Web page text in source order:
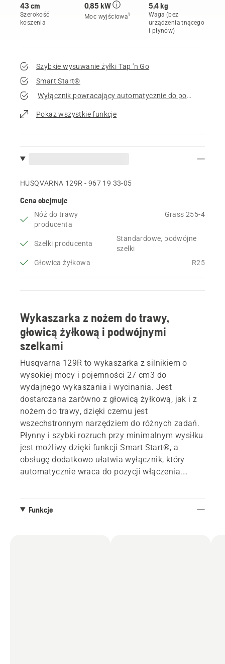
43 cm
Szerokość
koszenia
0,85 kW
Moc wyjściowa1
5,4 kg
Waga (bez
urządzenia tnącego
i płynów)
Szybkie wysuwanie żyłki Tap 'n Go
Smart Start®
Wyłącznik powracający automatycznie do pozycji
Pokaz wszystkie funkcje
HUSQVARNA 129R - 967 19 33‑05
Cena obejmuje
Nóż do trawy
producenta
Grass 255-4
Szelki producenta
Standardowe, podwójne
szelki
Głowica żyłkowa
R25
Wykaszarka z nożem do trawy,
głowicą żyłkową i podwójnymi
szelkami
Husqvarna 129R to wykaszarka z silnikiem o
wysokiej mocy i pojemności 27 cm3 do
wydajnego wykaszania i wycinania. Jest
dostarczana zarówno z głowicą żyłkową, jak i z
nożem do trawy, dzięki czemu jest
wszechstronnym narzędziem do różnych zadań.
Płynny i szybki rozruch przy minimalnym wysiłku
jest możliwy dzięki funkcji Smart Start®, a
obsługę dodatkowo ułatwia wyłącznik, który
automatycznie wraca do pozycji włączenia.
uchwyt.
Funkcje